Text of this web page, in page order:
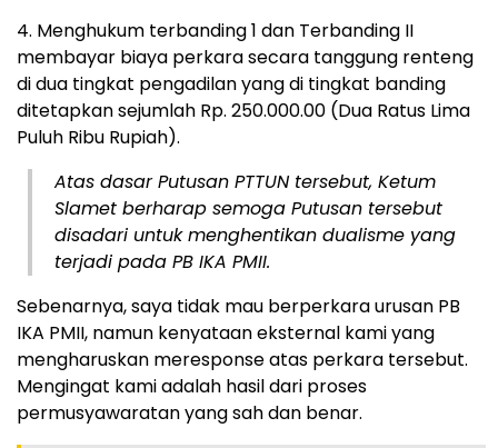
4. Menghukum terbanding 1 dan Terbanding II
membayar biaya perkara secara tanggung renteng
di dua tingkat pengadilan yang di tingkat banding
ditetapkan sejumlah Rp. 250.000.00 (Dua Ratus Lima
Puluh Ribu Rupiah).
Atas dasar Putusan PTTUN tersebut, Ketum
Slamet berharap semoga Putusan tersebut
disadari untuk menghentikan dualisme yang
terjadi pada PB IKA PMII.
Sebenarnya, saya tidak mau berperkara urusan PB
IKA PMII, namun kenyataan eksternal kami yang
mengharuskan meresponse atas perkara tersebut.
Mengingat kami adalah hasil dari proses
permusyawaratan yang sah dan benar.